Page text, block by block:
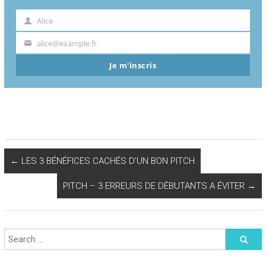
Prénom
Alice
Votrealice@example.fr
Je m'inscris
← LES 3 BÉNÉFICES CACHÉS D’UN BON PITCH
PITCH – 3 ERREURS DE DÉBUTANTS A ÉVITER →